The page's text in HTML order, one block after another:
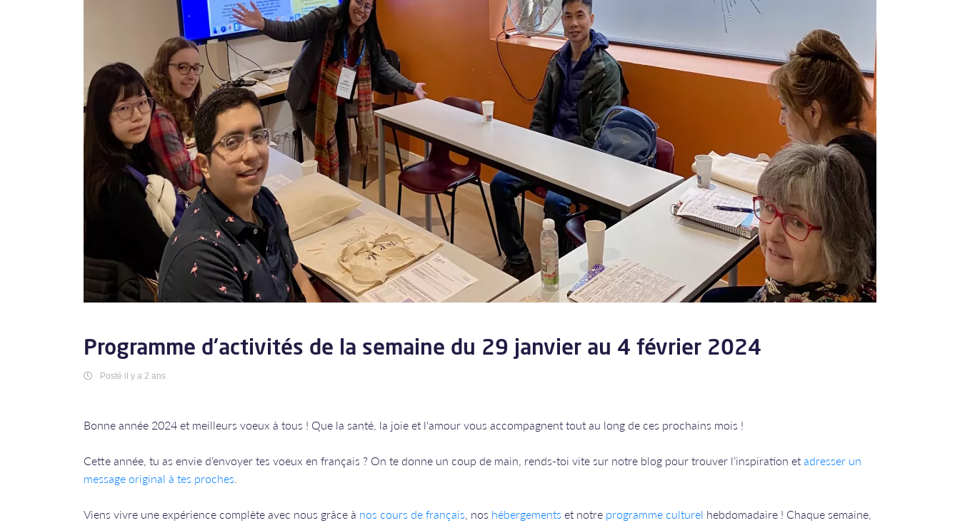
Programme d'activités de la semaine du 29 janvier au 4 février 2024
Posté il y a 2 ans
Bonne année 2024 et meilleurs voeux à tous ! Que la santé, la joie et l'amour vous accompagnent tout au long de ces prochains mois !
Cette année, tu as envie d’envoyer tes voeux en français ? On te donne un coup de main, rends-toi vite sur notre blog pour trouver l’inspiration etadresser un
message original à tes proches.
Viens vivre une expérience complète avec nous grâce à nos cours de français, nos hébergements et notre programme culturel hebdomadaire ! Chaque semaine,